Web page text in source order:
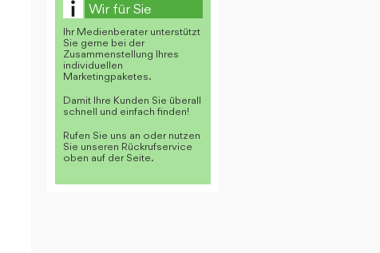
Wir für Sie
Ihr Medienberater unterstützt
Sie gerne bei der
Zusammenstellung Ihres
individuellen
Marketingpaketes.
Damit Ihre Kunden Sie überall
schnell und einfach finden!
Rufen Sie uns an oder nutzen
Sie unseren Rückrufservice
oben auf der Seite.